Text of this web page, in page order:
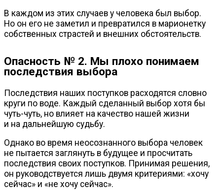
В каждом из этих случаев у человека был выбор.
Но он его не заметил и превратился в марионетку
собственных страстей и внешних обстоятельств.
Опасность № 2. Мы плохо понимаем
последствия выбора
Последствия наших поступков расходятся словно
круги по воде. Каждый сделанный выбор хотя бы
чуть-чуть, но влияет на качество нашей жизни
и на дальнейшую судьбу.
Однако во время неосознанного выбора человек
не пытается заглянуть в будущее и просчитать
последствия своих поступков. Принимая решения,
он руководствуется лишь двумя критериями: «хочу
сейчас» и «не хочу сейчас».